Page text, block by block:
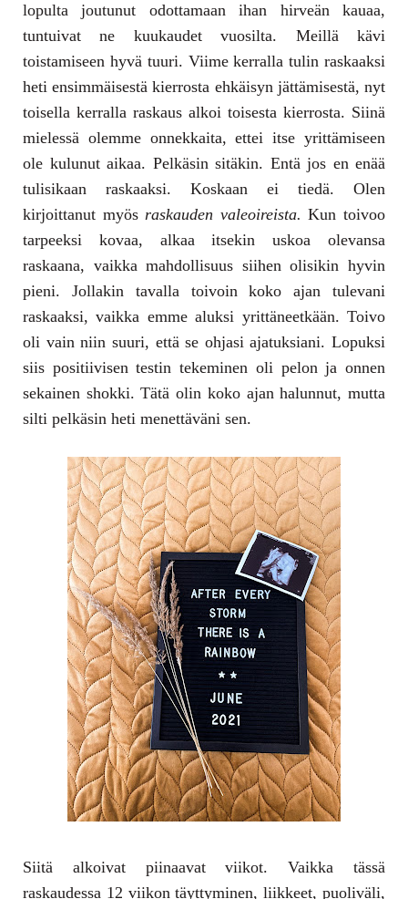
lopulta joutunut odottamaan ihan hirveän kauaa,
tuntuivat ne kuukaudet vuosilta. Meillä kävi
toistamiseen hyvä tuuri. Viime kerralla tulin raskaaksi
heti ensimmäisestä kierrosta ehkäisyn jättämisestä, nyt
toisella kerralla raskaus alkoi toisesta kierrosta. Siinä
mielessä olemme onnekkaita, ettei itse yrittämiseen
ole kulunut aikaa. Pelkäsin sitäkin. Entä jos en enää
tulisikaan raskaaksi. Koskaan ei tiedä. Olen
kirjoittanut myösraskauden valeoireista.Kun toivoo
tarpeeksi kovaa, alkaa itsekin uskoa olevansa
raskaana, vaikka mahdollisuus siihen olisikin hyvin
pieni. Jollakin tavalla toivoin koko ajan tulevani
raskaaksi, vaikka emme aluksi yrittäneetkään. Toivo
oli vain niin suuri, että se ohjasi ajatuksiani. Lopuksi
siis positiivisen testin tekeminen oli pelon ja onnen
sekainen shokki. Tätä olin koko ajan halunnut, mutta
silti pelkäsin heti menettäväni sen.
Siitä alkoivat piinaavat viikot. Vaikka tässä
raskaudessa 12 viikon täyttyminen, liikkeet, puoliväli,